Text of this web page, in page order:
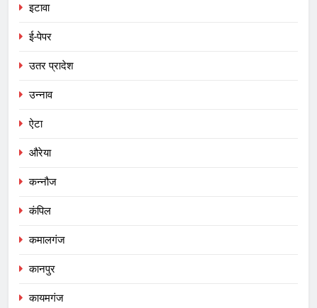
इटावा
ई-पेपर
उतर प्रादेश
उन्नाव
ऐटा
औरेया
कन्नौज
कंपिल
कमालगंज
कानपुर
कायमगंज